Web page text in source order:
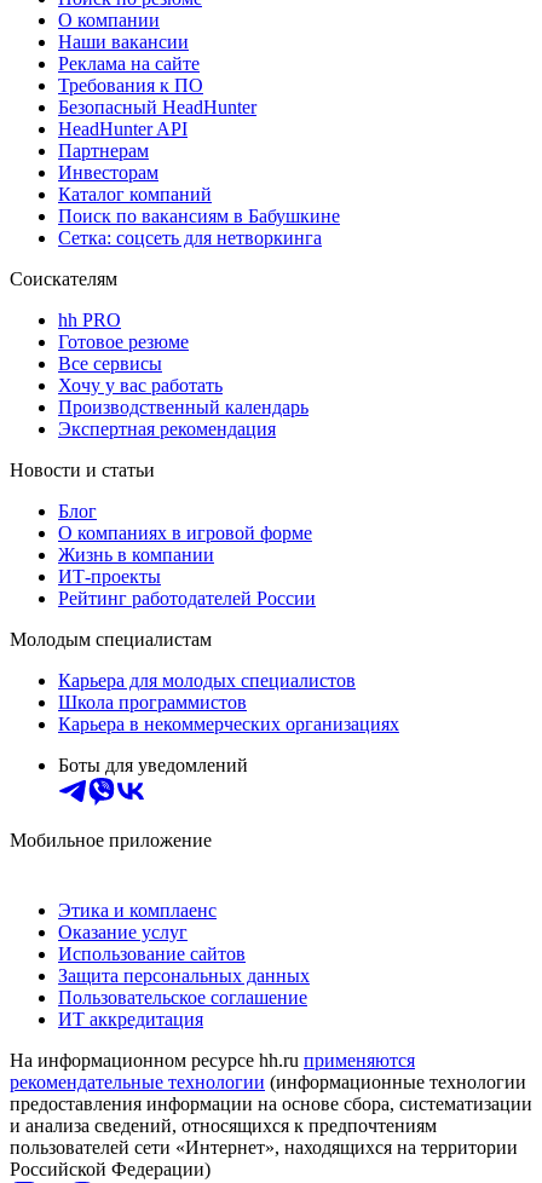
О компании
Наши вакансии
Реклама на сайте
Требования к ПО
Безопасный HeadHunter
HeadHunter API
Партнерам
Инвесторам
Каталог компаний
Поиск по вакансиям в Бабушкине
Сетка: соцсеть для нетворкинга
Соискателям
hh PRO
Готовое резюме
Все сервисы
Хочу у вас работать
Производственный календарь
Экспертная рекомендация
Новости и статьи
Блог
О компаниях в игровой форме
Жизнь в компании
ИТ-проекты
Рейтинг работодателей России
Молодым специалистам
Карьера для молодых специалистов
Школа программистов
Карьера в некоммерческих организациях
Боты для уведомлений
Мобильное приложение
Этика и комплаенс
Оказание услуг
Использование сайтов
Защита персональных данных
Пользовательское соглашение
ИТ аккредитация
На информационном ресурсе hh.ru применяются
рекомендательные технологии (информационные технологии
предоставления информации на основе сбора, систематизации
и анализа сведений, относящихся к предпочтениям
пользователей сети «Интернет», находящихся на территории
Российской Федерации)